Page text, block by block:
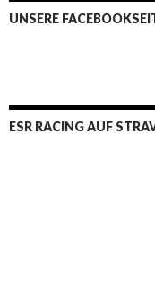
UNSERE
ESR RACING AUF